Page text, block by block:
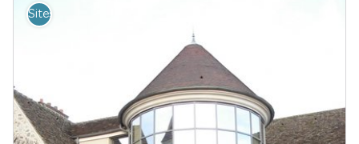
Sites de visite